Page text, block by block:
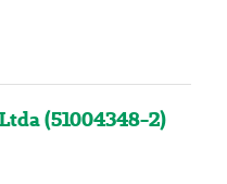
(51004348-2)